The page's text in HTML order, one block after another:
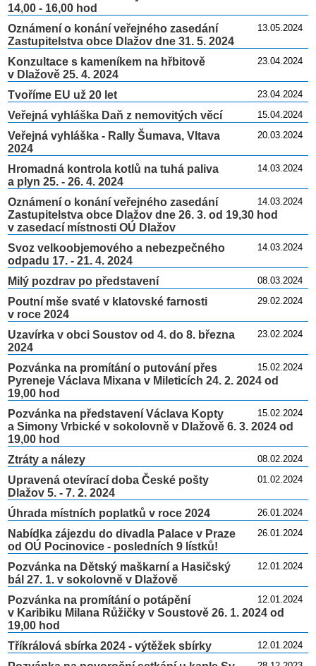
14,00 - 16,00 hod
13.05.2024
Oznámení o konání veřejného zasedání
Zastupitelstva obce Dlažov dne 31. 5. 2024
23.04.2024
Konzultace s kameníkem na hřbitově
v Dlažově 25. 4. 2024
23.04.2024
Tvoříme EU už 20 let
15.04.2024
Veřejná vyhláška Daň z nemovitých věcí
20.03.2024
Veřejná vyhláška - Rally Šumava, Vltava
2024
14.03.2024
Hromadná kontrola kotlů na tuhá paliva
a plyn 25. - 26. 4. 2024
14.03.2024
Oznámení o konání veřejného zasedání
Zastupitelstva obce Dlažov dne 26. 3. od 19,30 hod
v zasedací místnosti OÚ Dlažov
14.03.2024
Svoz velkoobjemového a nebezpečného
odpadu 17. - 21. 4. 2024
08.03.2024
Milý pozdrav po představení
29.02.2024
Poutní mše svaté v klatovské farnosti
v roce 2024
23.02.2024
Uzavírka v obci Soustov od 4. do 8. března
2024
15.02.2024
Pozvánka na promítání o putování přes
Pyreneje Václava Mixana v Mileticích 24. 2. 2024 od
19,00 hod
15.02.2024
Pozvánka na představení Václava Kopty
a Simony Vrbické v sokolovně v Dlažově 6. 3. 2024 od
19,00 hod
08.02.2024
Ztráty a nálezy
01.02.2024
Upravená otevírací doba České pošty
Dlažov 5. - 7. 2. 2024
26.01.2024
Úhrada místních poplatků v roce 2024
26.01.2024
Nabídka zájezdu do divadla Palace v Praze
od OÚ Pocinovice - posledních 9 lístků!
12.01.2024
Pozvánka na Dětský maškarní a Hasičský
bál 27. 1. v sokolovně v Dlažově
12.01.2024
Pozvánka na promítání o potápění
v Karibiku Milana Růžičky v Soustově 26. 1. 2024 od
19,00 hod
12.01.2024
Tříkrálová sbírka 2024 - výtěžek sbírky